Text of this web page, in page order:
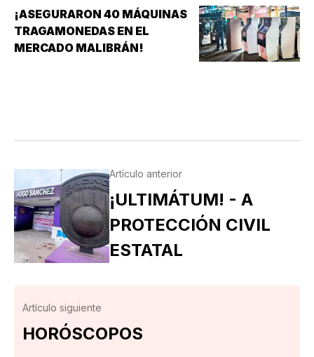
¡ASEGURARON 40 MÁQUINAS
TRAGAMONEDAS EN EL
MERCADO MALIBRÁN!
Artículo anterior
¡ULTIMÁTUM! - A
PROTECCIÓN CIVIL
ESTATAL
Artículo siguiente
HORÓSCOPOS